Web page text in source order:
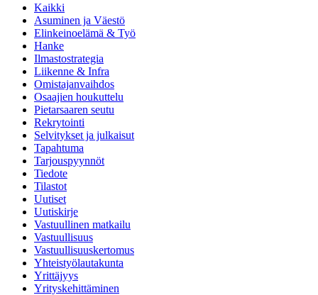
Kaikki
Asuminen ja Väestö
Elinkeinoelämä & Työ
Hanke
Ilmastostrategia
Liikenne & Infra
Omistajanvaihdos
Osaajien houkuttelu
Pietarsaaren seutu
Rekrytointi
Selvitykset ja julkaisut
Tapahtuma
Tarjouspyynnöt
Tiedote
Tilastot
Uutiset
Uutiskirje
Vastuullinen matkailu
Vastuullisuus
Vastuullisuuskertomus
Yhteistyölautakunta
Yrittäjyys
Yrityskehittäminen